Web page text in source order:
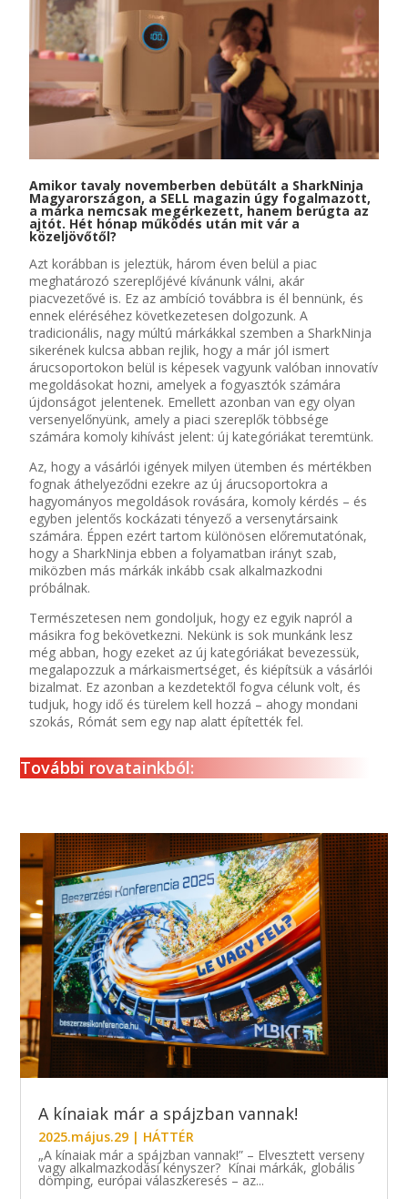
Amikor tavaly novemberben debütált a SharkNinja
Magyarországon, a SELL magazin úgy fogalmazott,
a márka nemcsak megérkezett, hanem berúgta az
ajtót. Hét hónap működés után mit vár a
közeljövőtől?
Azt korábban is jeleztük, három éven belül a piac
meghatározó szereplőjévé kívánunk válni, akár
piacvezetővé is. Ez az ambíció továbbra is él bennünk, és
ennek eléréséhez következetesen dolgozunk. A
tradicionális, nagy múltú márkákkal szemben a SharkNinja
sikerének kulcsa abban rejlik, hogy a már jól ismert
árucsoportokon belül is képesek vagyunk valóban innovatív
megoldásokat hozni, amelyek a fogyasztók számára
újdonságot jelentenek. Emellett azonban van egy olyan
versenyelőnyünk, amely a piaci szereplők többsége
számára komoly kihívást jelent: új kategóriákat teremtünk.
Az, hogy a vásárlói igények milyen ütemben és mértékben
fognak áthelyeződni ezekre az új árucsoportokra a
hagyományos megoldások rovására, komoly kérdés – és
egyben jelentős kockázati tényező a versenytársaink
számára. Éppen ezért tartom különösen előremutatónak,
hogy a SharkNinja ebben a folyamatban irányt szab,
miközben más márkák inkább csak alkalmazkodni
próbálnak.
Természetesen nem gondoljuk, hogy ez egyik napról a
másikra fog bekövetkezni. Nekünk is sok munkánk lesz
még abban, hogy ezeket az új kategóriákat bevezessük,
megalapozzuk a márkaismertséget, és kiépítsük a vásárlói
bizalmat. Ez azonban a kezdetektől fogva célunk volt, és
tudjuk, hogy idő és türelem kell hozzá – ahogy mondani
szokás, Rómát sem egy nap alatt építették fel.
További rovatainkból:
A kínaiak már a spájzban vannak!
2025.május.29 | HÁTTÉR
„A kínaiak már a spájzban vannak!” – Elvesztett verseny
vagy alkalmazkodási kényszer? Kínai márkák, globális
dömping, európai válaszkeresés – az...